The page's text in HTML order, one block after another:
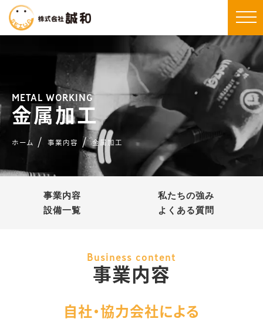
METAL WORKING
金属加工
ホーム 事業内容 金属加工
事業内容
私たちの強み
設備一覧
よくある質問
Business content
事業内容
自社・協力会社による